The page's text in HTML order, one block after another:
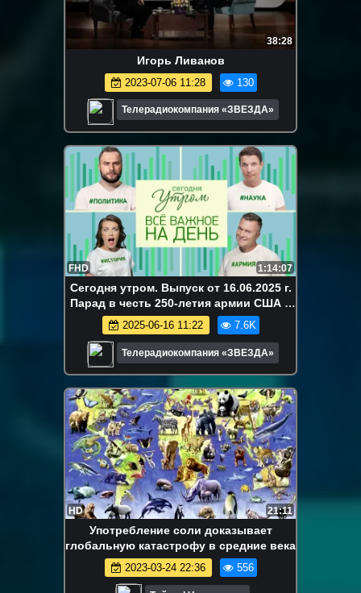
38:28
Игорь Ливанов
2023-07-06 11:28 130
Телерадиокомпания «ЗВЕЗДА»
FHD 1:14:07
Сегодня утром. Выпуск от 16.06.2025 г.
Парад в честь 250-летия армии США и
козни Бильдербергского клуба
2025-06-16 11:22 7.6K
Телерадиокомпания «ЗВЕЗДА»
HD 21:11
Употребление соли доказывает
глобальную катастрофу в средние века
2023-03-24 22:36 556